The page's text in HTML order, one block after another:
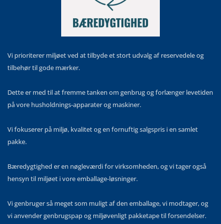
Vi prioriterer miljøet ved at tilbyde et stort udvalg af reservedele og
tilbehør til gode mærker.
Dette er med til at fremme tanken om genbrug og forlænger levetiden
på vore husholdnings-apparater og maskiner.
Vi fokuserer på miljø, kvalitet og en fornuftig salgspris i en samlet
pakke.
Bæredygtighed er en nøgleværdi for virksomheden, og vi tager også
hensyn til miljøet i vore emballage-løsninger.
Vi genbruger så meget som muligt af den emballage, vi modtager, og
vi anvender genbrugspap og miljøvenligt pakketape til forsendelser.